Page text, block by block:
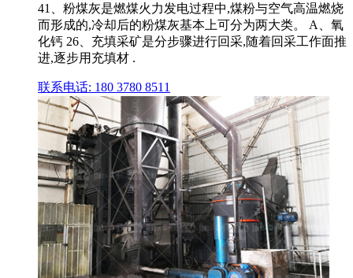
41、粉煤灰是燃煤火力发电过程中,煤粉与空气高温燃烧
而形成的,冷却后的粉煤灰基本上可分为两大类。 A、氧
化钙 26、充填采矿是分步骤进行回采,随着回采工作面推
进,逐步用充填材 .
联系电话: 180 3780 8511